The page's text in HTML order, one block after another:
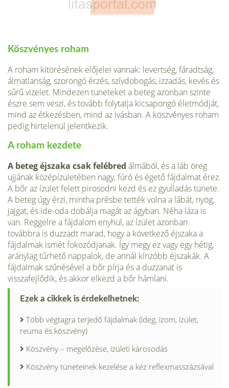
Köszvényes roham
A roham kitörésének előjelei vannak: levertség, fáradtság,
álmatlanság, szorongó érzés, szívdobogás, izzadás, kevés és
sűrű vizelet. Mindezen tüneteket a beteg azonban szinte
észre sem veszi, és tovább folytatja kicsapongó életmódját,
mind az étkezésben, mind az ivásban. A köszvényes roham
pedig hirtelenül jelentkezik.
A roham kezdete
A beteg éjszaka csak felébred álmából, és a láb öreg
ujjának középízületében nagy, fúró és égető fájdalmat érez.
A bőr az ízület felett pirosodni kezd és ez gyulladás tünete.
A beteg úgy érzi, mintha présbe tették volna a lábát, nyög,
jajgat, és ide-oda dobálja magát az ágyban. Néha láza is
van. Reggelre a fájdalom enyhül, az ízület azonban
továbbra is duzzadt marad, hogy a következő éjszaka a
fájdalmak ismét fokozódjanak. Így megy ez vagy egy hétig,
aránylag tűrhető nappalok, de annál kínzóbb éjszakák. A
fájdalmak szűnésével a bőr pírja és a duzzanat is
visszafejlődik, és akkor elkezd a bőr hámlani.
Ezek a cikkek is érdekelhetnek:
Több végtagra terjedő fájdalmak (ideg, izom, ízület,
reuma és köszvény)
Köszvény – megelőzése, ízületi károsodás
Köszvény tüneteinek kezelése a kéz reflexmasszázsával